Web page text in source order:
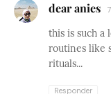
dear anies
this is such a
routines like
rituals...
Responder